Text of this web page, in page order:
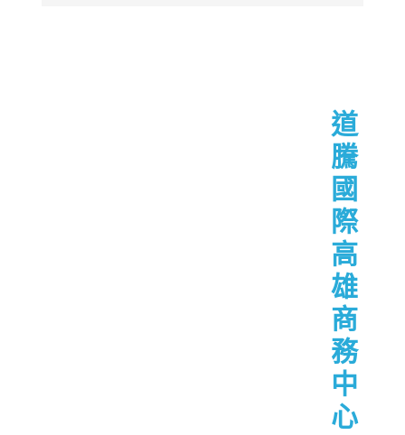
道
騰
國
際
高
雄
商
務
中
心